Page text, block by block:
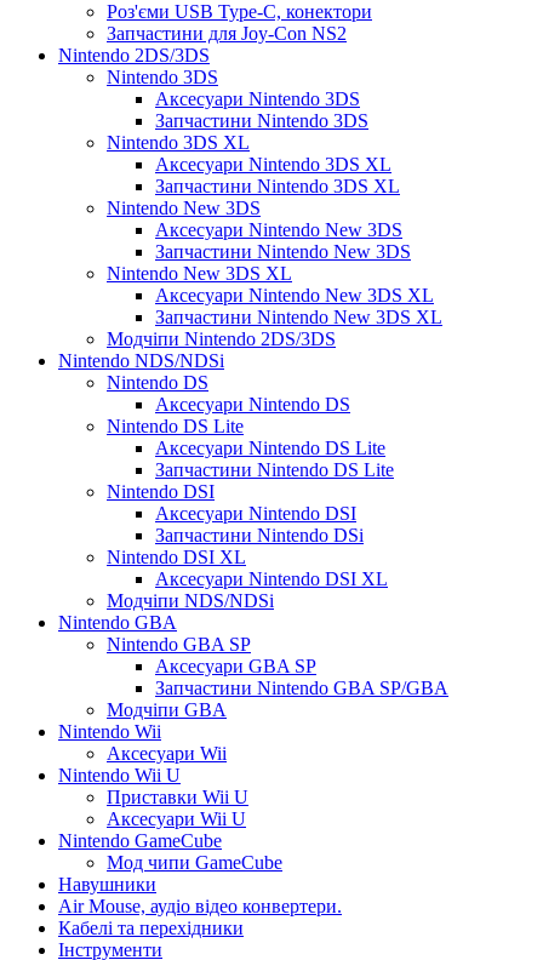
Роз'єми USB Type-C, конектори
Запчастини для Joy-Con NS2
Nintendo 2DS/3DS
Nintendo 3DS
Аксесуари Nintendo 3DS
Запчастини Nintendo 3DS
Nintendo 3DS XL
Аксесуари Nintendo 3DS XL
Запчастини Nintendo 3DS XL
Nintendo New 3DS
Аксесуари Nintendo New 3DS
Запчастини Nintendo New 3DS
Nintendo New 3DS XL
Аксесуари Nintendo New 3DS XL
Запчастини Nintendo New 3DS XL
Модчіпи Nintendo 2DS/3DS
Nintendo NDS/NDSi
Nintendo DS
Аксесуари Nintendo DS
Nintendo DS Lite
Аксесуари Nintendo DS Lite
Запчастини Nintendo DS Lite
Nintendo DSI
Аксесуари Nintendo DSI
Запчастини Nintendo DSi
Nintendo DSI XL
Аксесуари Nintendo DSI XL
Модчіпи NDS/NDSi
Nintendo GBA
Nintendo GBA SP
Аксесуари GBA SP
Запчастини Nintendo GBA SP/GBA
Модчіпи GBA
Nintendo Wii
Аксесуари Wii
Nintendo Wii U
Приставки Wii U
Аксесуари Wii U
Nintendo GameCube
Мод чипи GameCube
Навушники
Air Mouse, аудіо відео конвертери.
Кабелі та перехідники
Інструменти